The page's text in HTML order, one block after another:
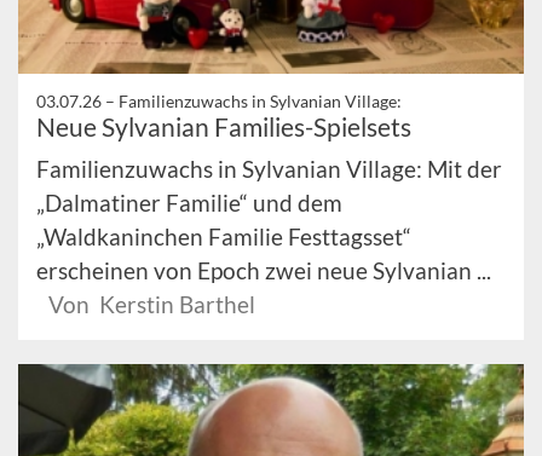
03.07.26 – Familienzuwachs in Sylvanian Village:
Neue Sylvanian Families-Spielsets
Familienzuwachs in Sylvanian Village: Mit der
„Dalmatiner Familie“ und dem
„Waldkaninchen Familie Festtagsset“
erscheinen von Epoch zwei neue Sylvanian ...
Von Kerstin Barthel